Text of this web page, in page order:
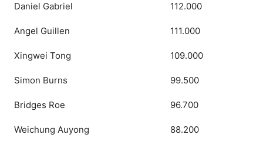
Daniel Gabriel 112.000
Angel Guillen 111.000
Xingwei Tong 109.000
Simon Burns 99.500
Bridges Roe 96.700
Weichung Auyong 88.200